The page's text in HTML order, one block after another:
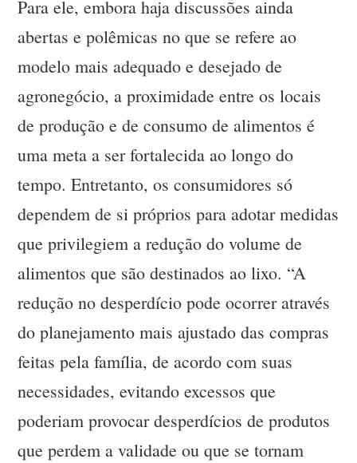
Para ele, embora haja discussões ainda
abertas e polêmicas no que se refere ao
modelo mais adequado e desejado de
agronegócio, a proximidade entre os locais
de produção e de consumo de alimentos é
uma meta a ser fortalecida ao longo do
tempo. Entretanto, os consumidores só
dependem de si próprios para adotar medidas
que privilegiem a redução do volume de
alimentos que são destinados ao lixo. “A
redução no desperdício pode ocorrer através
do planejamento mais ajustado das compras
feitas pela família, de acordo com suas
necessidades, evitando excessos que
poderiam provocar desperdícios de produtos
que perdem a validade ou que se tornam